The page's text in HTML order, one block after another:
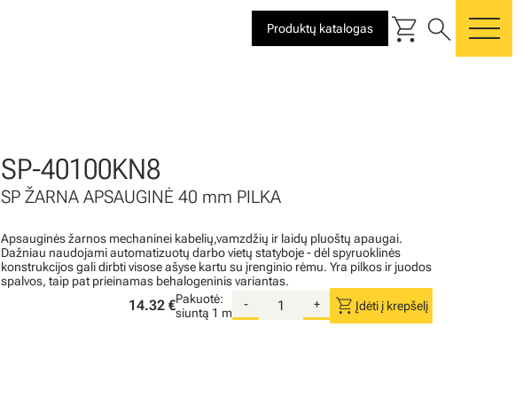
Produktų katalogas shopping_cart search
SP-40100KN8
SP ŽARNA APSAUGINĖ 40 mm PILKA
Apsauginės žarnos mechaninei kabelių,vamzdžių ir laidų pluoštų apaugai.
Dažniau naudojami automatizuotų darbo vietų statyboje - dėl spyruoklinės
konstrukcijos gali dirbti visose ašyse kartu su įrenginio rėmu. Yra pilkos ir juodos
spalvos, taip pat prieinamas behalogeninis variantas.
14.32 €Pakuotė:
siuntą 1 m
- + shopping_cart Įdėti į krepšelį